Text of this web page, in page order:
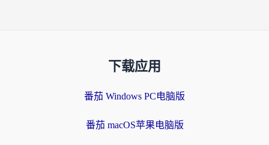
下载应用
番茄 Windows PC电脑版
番茄 macOS苹果电脑版